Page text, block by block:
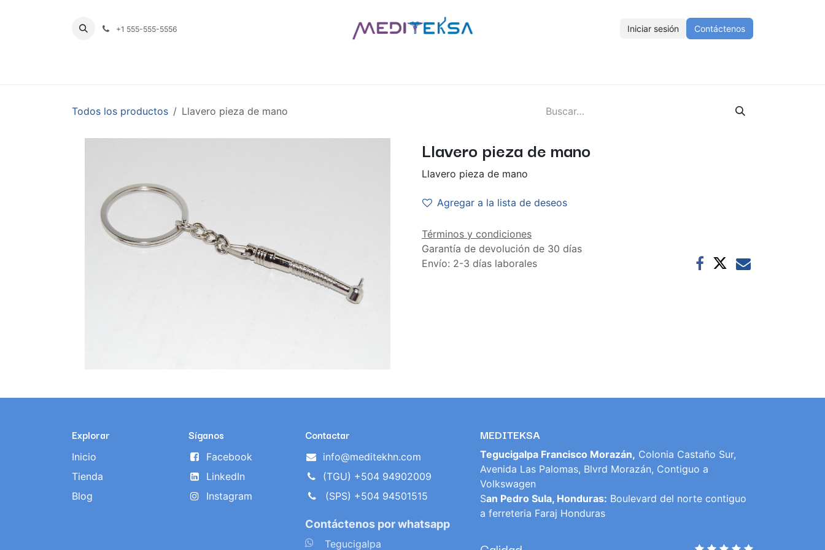
+1 555-555-5556 Iniciar sesión Contáctenos
Todos los productos Llavero pieza de mano
Llavero pieza de mano
Llavero pieza de mano
Agregar a la lista de deseos
Términos y condiciones
Garantía de devolución de 30 días
Envío: 2-3 días laborales
Explorar
Inicio
Tienda
Blog
Síganos
Facebook
LinkedIn
Instagram
Contactar
info@meditekhn.com
(TGU) +504 94902009
(SPS) +504 94501515
Contáctenos por whatsapp
Tegucigalpa
MEDITEKSA
Tegucigalpa Francisco Morazán, Colonia Castaño Sur,
Avenida Las Palomas, Blvrd Morazán, Contiguo a
Volkswagen
San Pedro Sula, Honduras: Boulevard del norte contiguo
a ferreteria Faraj Honduras